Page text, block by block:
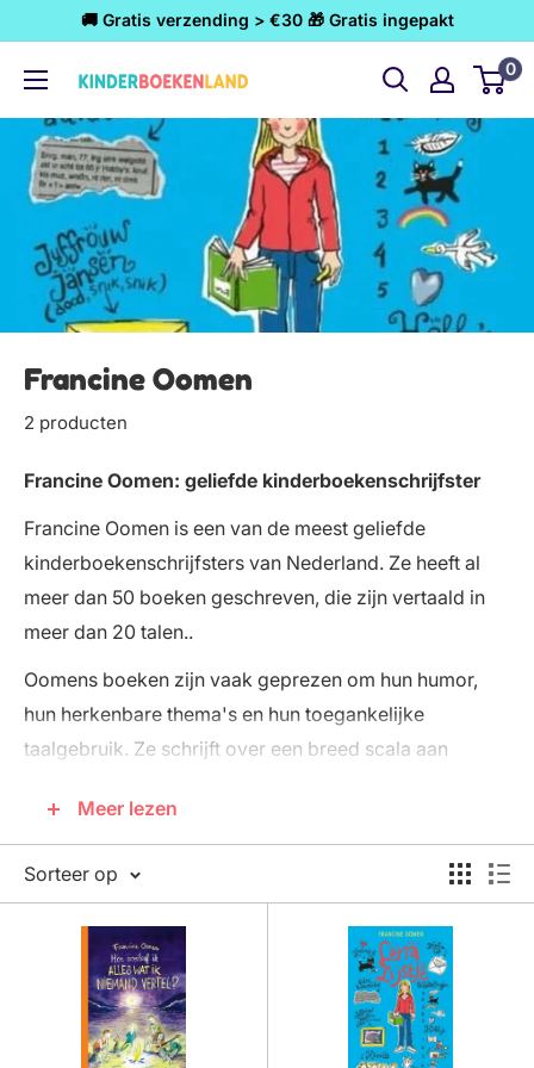
inhoud
🚚 Gratis verzending > €30 🎁 Gratis ingepakt
Kinderboekenland.nl 0
Francine Oomen
2 producten
Francine Oomen: geliefde kinderboekenschrijfster
Francine Oomen is een van de meest geliefde
kinderboekenschrijfsters van Nederland. Ze heeft al
meer dan 50 boeken geschreven, die zijn vertaald in
meer dan 20 talen..
Oomens boeken zijn vaak geprezen om hun humor,
hun herkenbare thema's en hun toegankelijke
taalgebruik. Ze schrijft over een breed scala aan
fantasie.
Een van Oomens bekende boeken is Lena Lijstje. Dit
boek won in 2001 de Zilveren Griffel.Lena Lijstjeis
een verhaal over een meisje dat altijd lijstjes maakt om
de chaos in haar hoofd te ordenen. Als haar ouders
gaan scheiden, moet ze leren om met haar emoties om
te gaan.
Meer lezen
Sorteer op